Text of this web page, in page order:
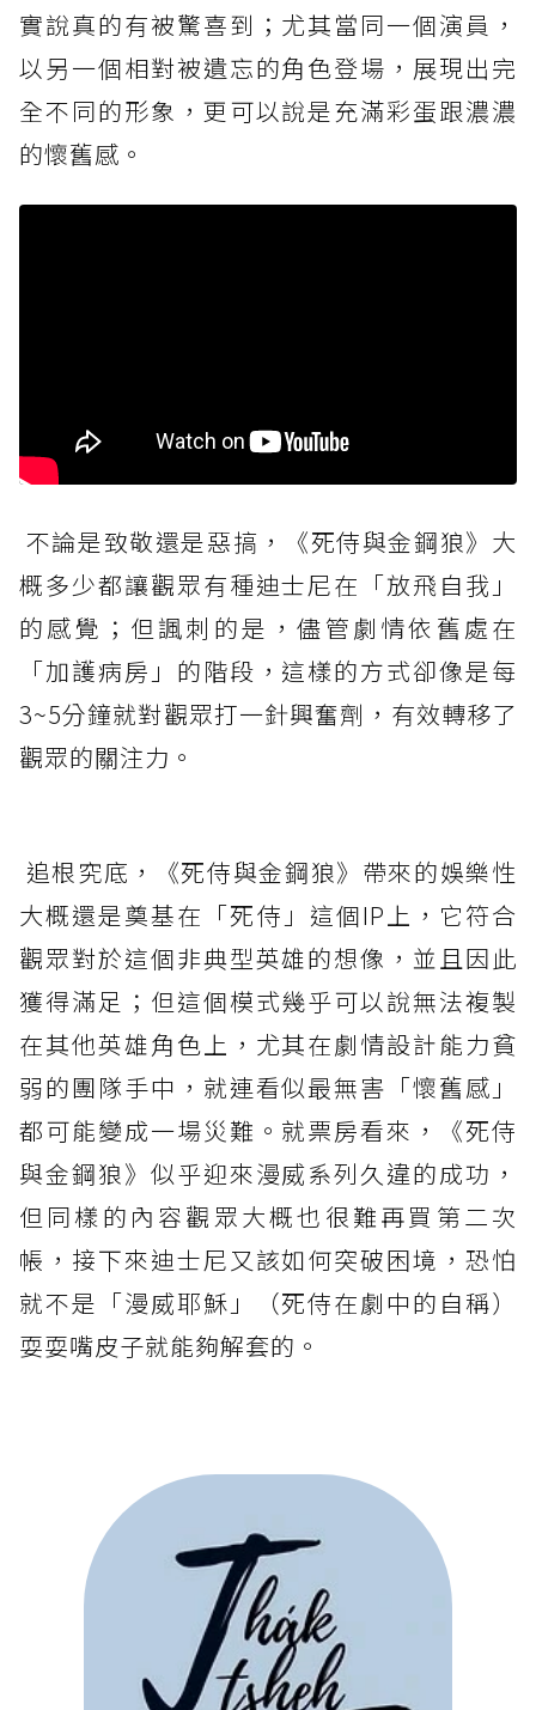
實說真的有被驚喜到；尤其當同一個演員，
以另一個相對被遺忘的角色登場，展現出完
全不同的形象，更可以說是充滿彩蛋跟濃濃
的懷舊感。
不論是致敬還是惡搞，《死侍與金鋼狼》大
概多少都讓觀眾有種迪士尼在「放飛自我」
的感覺；但諷刺的是，儘管劇情依舊處在
「加護病房」的階段，這樣的方式卻像是每
3~5分鐘就對觀眾打一針興奮劑，有效轉移了
觀眾的關注力。
追根究底，《死侍與金鋼狼》帶來的娛樂性
大概還是奠基在「死侍」這個IP上，它符合
觀眾對於這個非典型英雄的想像，並且因此
獲得滿足；但這個模式幾乎可以說無法複製
在其他英雄角色上，尤其在劇情設計能力貧
弱的團隊手中，就連看似最無害「懷舊感」
都可能變成一場災難。就票房看來，《死侍
與金鋼狼》似乎迎來漫威系列久違的成功，
但同樣的內容觀眾大概也很難再買第二次
帳，接下來迪士尼又該如何突破困境，恐怕
就不是「漫威耶穌」（死侍在劇中的自稱）
耍耍嘴皮子就能夠解套的。